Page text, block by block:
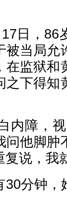
日，86
当局允
监狱和
之下得知
内障，
他脚肿
说，我
分钟，